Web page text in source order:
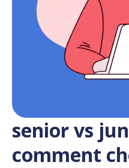
senior vs
comment